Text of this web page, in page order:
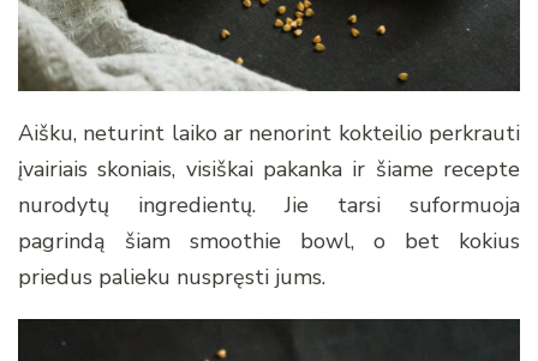
Aišku, neturint laiko ar nenorint kokteilio perkrauti
įvairiais skoniais, visiškai pakanka ir šiame recepte
nurodytų ingredientų. Jie tarsi suformuoja
pagrindą šiam smoothie bowl, o bet kokius
priedus palieku nuspręsti jums.